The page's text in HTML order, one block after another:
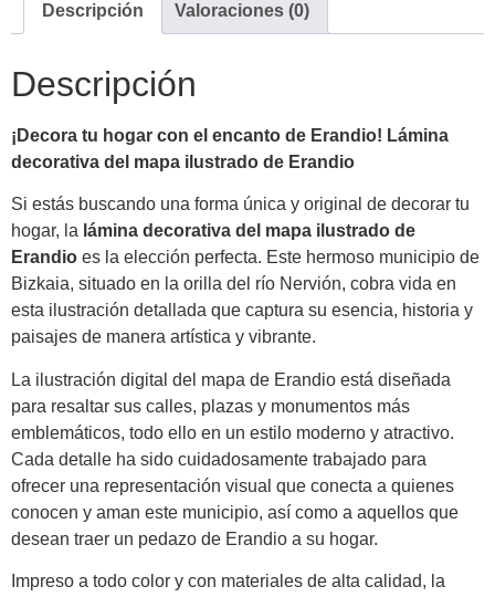
Descripción Valoraciones (0)
Descripción
¡Decora tu hogar con el encanto de Erandio! Lámina
decorativa del mapa ilustrado de Erandio
Si estás buscando una forma única y original de decorar tu
hogar, la lámina decorativa del mapa ilustrado de
Erandio es la elección perfecta. Este hermoso municipio de
Bizkaia, situado en la orilla del río Nervión, cobra vida en
esta ilustración detallada que captura su esencia, historia y
paisajes de manera artística y vibrante.
La ilustración digital del mapa de Erandio está diseñada
para resaltar sus calles, plazas y monumentos más
emblemáticos, todo ello en un estilo moderno y atractivo.
Cada detalle ha sido cuidadosamente trabajado para
ofrecer una representación visual que conecta a quienes
conocen y aman este municipio, así como a aquellos que
desean traer un pedazo de Erandio a su hogar.
Impreso a todo color y con materiales de alta calidad, la